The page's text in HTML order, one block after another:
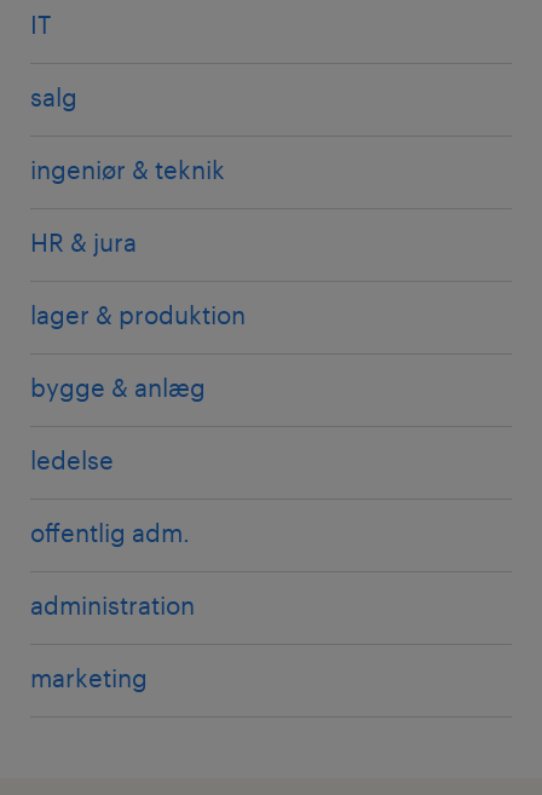
IT
salg
ingeniør & teknik
HR & jura
lager & produktion
bygge & anlæg
ledelse
offentlig adm.
administration
marketing